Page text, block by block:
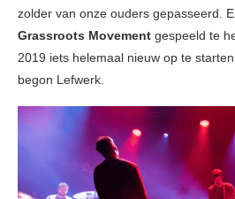
zolder van onze ouders gepasseerd.
Grassroots Movement gespeeld te
2019 iets helemaal nieuw op te
begon Lefwerk.